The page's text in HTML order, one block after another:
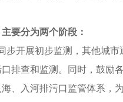
要分为两个阶段：
步开展初步监测，其他城
排查和监测。同时，鼓励
、入河排污口监管体系，